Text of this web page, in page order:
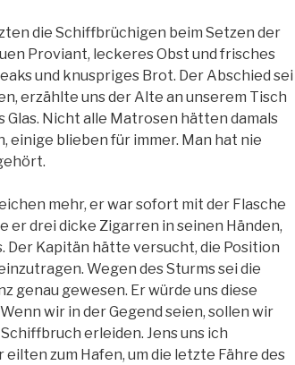
die Schiffbrüchigen beim Setzen der
Proviant, leckeres Obst und frisches
und knuspriges Brot. Der Abschied sei
erzählte uns der Alte an unserem Tisch
Glas. Nicht alle Matrosen hätten damals
einige blieben für immer. Man hat nie
mehr, er war sofort mit der Flasche
er drei dicke Zigarren in seinen Händen,
Der Kapitän hätte versucht, die Position
Wegen des Sturms sei die
genau gewesen. Er würde uns diese
wir in der Gegend seien, sollen wir
erleiden. Jens uns ich
zum Hafen, um die letzte Fähre des